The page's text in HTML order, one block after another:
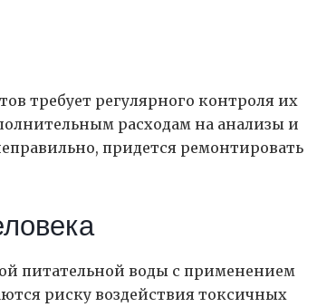
требует регулярного контроля их
расходам на анализы и
придется ремонтировать
питательной воды с применением
риску воздействия токсичных